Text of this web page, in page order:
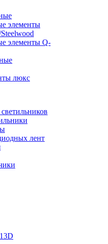
элементы
элементы Q-
лент